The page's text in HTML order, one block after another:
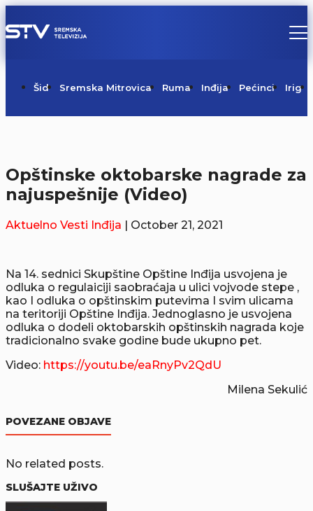
Šid Sremska Mitrovica Ruma Inđija Pećinci Irig
Opštinske oktobarske nagrade za
najuspešnije (Video)
Aktuelno Vesti Inđija | October 21, 2021
Na 14. sednici Skupštine Opštine Inđija usvojena je
odluka o regulaiciji saobraćaja u ulici vojvode stepe ,
kao I odluka o opštinskim putevima I svim ulicama
na teritoriji Opštine Inđija. Jednoglasno je usvojena
odluka o dodeli oktobarskih opštinskih nagrada koje
tradicionalno svake godine bude ukupno pet.
Video: https://youtu.be/eaRnyPv2QdU
Milena Sekulić
POVEZANE OBJAVE
No related posts.
SLUŠAJTE UŽIVO